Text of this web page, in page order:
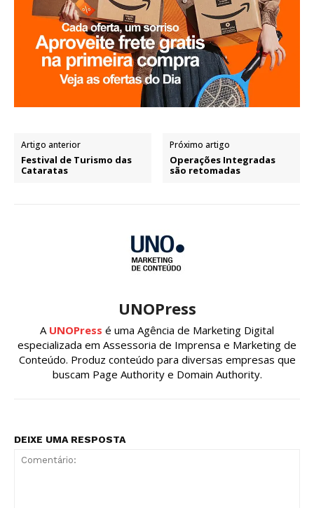
Artigo anterior
Festival de Turismo das
Cataratas
Próximo artigo
Operações Integradas
são retomadas
UNOPress
A UNOPress é uma Agência de Marketing Digital
especializada em Assessoria de Imprensa e Marketing de
Conteúdo. Produz conteúdo para diversas empresas que
buscam Page Authority e Domain Authority.
DEIXE UMA RESPOSTA